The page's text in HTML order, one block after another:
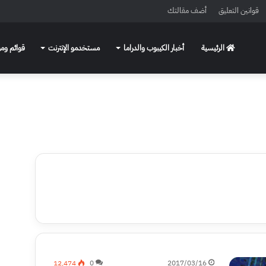
قوانين التعليق أضف مقالتك
الرئيسية أخبار الكيبوب والدراما مستخدمو الإنترنت قوائم
2017/03/16
0 12٬474